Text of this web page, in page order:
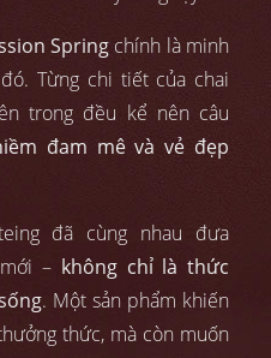
Spring chính là minh
Từng chi tiết của chai
trong đều kể nên câu
đam mê và vẻ đẹp
đã cùng nhau đưa
– không chỉ là thức
. Một sản phẩm khiến
thức, mà còn muốn